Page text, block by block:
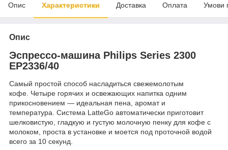
Опис Характеристики Доставка Оплата Умови
Опис
Эспрессо-машина Philips Series 2300
EP2336/40
Самый простой способ насладиться свежемолотым
кофе. Четыре горячих и освежающих напитка одним
прикосновением — идеальная пена, аромат и
температура. Система LatteGo автоматически приготовит
шелковистую, гладкую и густую молочную пенку для кофе с
молоком, проста в установке и моется под проточной водой
всего за 10 секунд.